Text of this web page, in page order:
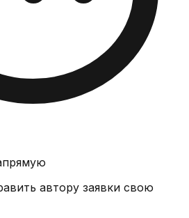
автору заявки свою